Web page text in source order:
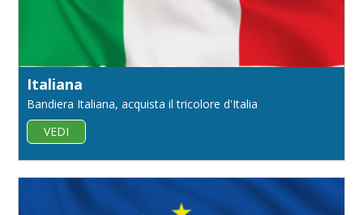
Italiana
Bandiera Italiana, acquista il tricolore d'Italia
VEDI